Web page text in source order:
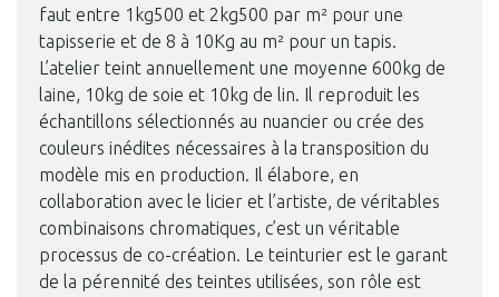
faut entre 1kg500 et 2kg500 par m² pour une
tapisserie et de 8 à 10Kg au m² pour un tapis.
L’atelier teint annuellement une moyenne 600kg de
laine, 10kg de soie et 10kg de lin. Il reproduit les
échantillons sélectionnés au nuancier ou crée des
couleurs inédites nécessaires à la transposition du
modèle mis en production. Il élabore, en
collaboration avec le licier et l’artiste, de véritables
combinaisons chromatiques, c’est un véritable
processus de co-création. Le teinturier est le garant
de la pérennité des teintes utilisées, son rôle est